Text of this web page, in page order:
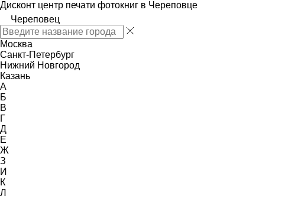
Дисконт центр печати фотокниг в Череповце
Череповец
Москва
Санкт-Петербург
Нижний Новгород
Казань
А
Б
В
Г
Д
Е
Ж
З
И
К
Л